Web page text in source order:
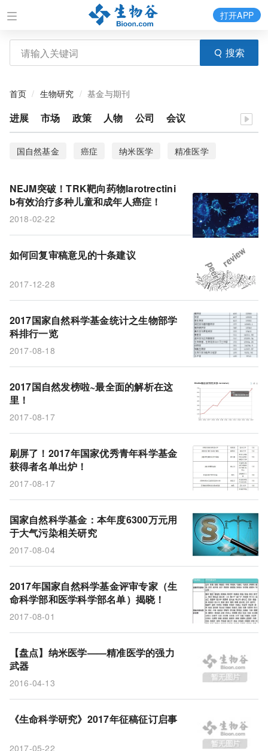
搜索
打开APP
首页 生物研究 基金与期刊
进展 市场 政策 人物 公司 会议
国自然基金 癌症 纳米医学
精准医学
Immunity
大气污染 国家优秀青年
科学论文
审稿
国家自然科学基金
国自然
NEJM突破！TRK靶向药物larotrectini
b有效治疗多种儿童和成年人癌症！
2018-02-22
如何回复审稿意见的十条建议
2017-12-28
2017国家自然科学基金统计之生物部学
科排行一览
2017-08-18
2017国自然发榜啦~最全面的解析在这
里！
2017-08-17
刷屏了！2017年国家优秀青年科学基金
获得者名单出炉！
2017-08-17
国家自然科学基金：本年度6300万元用
于大气污染相关研究
2017-08-04
2017年国家自然科学基金评审专家（生
命科学部和医学科学部名单）揭晓！
2017-08-01
【盘点】纳米医学——精准医学的强力
武器
2016-04-13
《生命科学研究》2017年征稿征订启事
2017-05-22